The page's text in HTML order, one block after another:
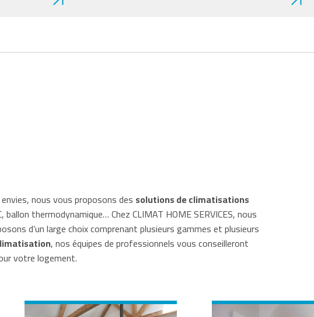
nous vous proposons des solutions de climatisations
thermodynamique… Chez CLIMAT HOME SERVICES, nous
d’un large choix comprenant plusieurs gammes et plusieurs
, nos équipes de professionnels vous conseilleront
votre logement.